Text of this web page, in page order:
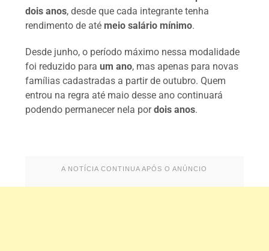
dois anos, desde que cada integrante tenha
rendimento de até meio salário mínimo.
Desde junho, o período máximo nessa modalidade
foi reduzido paraum ano, mas apenas para novas
famílias cadastradas a partir de outubro. Quem
entrou na regra até maio desse ano continuará
podendo permanecer nela pordois anos.
A NOTÍCIA CONTINUA APÓS O ANÚNCIO